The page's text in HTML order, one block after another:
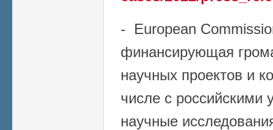
- European
финансирующая
научных проектов и
числе с
научные